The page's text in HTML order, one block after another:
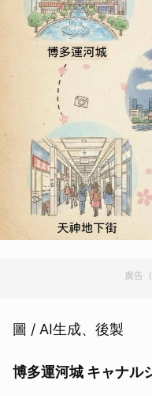
廣告
圖 / AI生成、後製
博多運河城 キャナル